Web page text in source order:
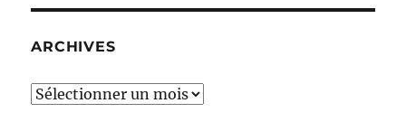
ARCHIVES
ARCHIVES